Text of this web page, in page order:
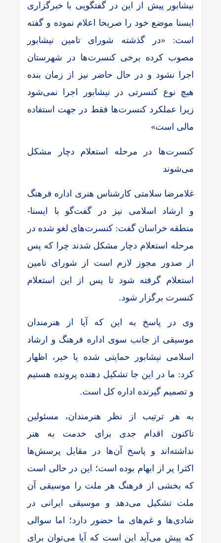
نیشابور پیش از این در گفتگویی با خبرگزاری
ایسنا موضع خود را صریحا اعلام نموده و گفته
است: «در گذشته شورای تامین نیشابور
مصوب کرده برخی کنسرت‌ها در شهرستان
اجرا نشود و در حال حاضر نیز از زمان بنده
هیچ نوع کنسرتی در نیشابور اجرا نمی‌شود
زیرا عملکرد کنسرت‌ها فقط در جهت استفاده
مالی است»
کنسرت‌ها در مرحله استعلام دچار مشکل
می‌شوند
غلامرضا سلامتی کارشناس هنری اداره فرهنگ
و ارشاد اسلامی نیز در گفت‌گو با ایسنا-
منطقه خراسان گفت: کنسرت‌های لغو شده در
مرحله استعلام دچار مشکل شدند چرا که پس
از صدور مجوز لازم است از شورای تامین
استعلام گرفته شود تا پس از این استعلام
کنسرت برگزار شود.
وی در پاسخ به این که آیا از هنرمندان
موسیقی از جانب سوی اداره فرهنگ و ارشاد
اسلامی نیشابور حمایتی شده یا خیر، اظهار
کرد: ما در این جا تشکیل دهنده پرونده هستیم
و تصمیم گیرنده اداره کل است.
به هر ترتیب از نظر هنرمندان، مسئولین
تاکنون اقدام جدی برای خدمت به هنر
نداشته‌اند و پاسخ آن‌ها در مقابل پرسش‌ها
اکثرا پر از ابهام بوده است؛ این در حالی است
که بخشی از فرهنگ هر ملت را موسیقی آن
ملت تشکیل می‌دهد و موسیقی ایرانی در
شادی‌ها و غم‌های ما حضور دارد؛ اما سوالی
که پیش می‌آید این است که آیا می‌توان برای